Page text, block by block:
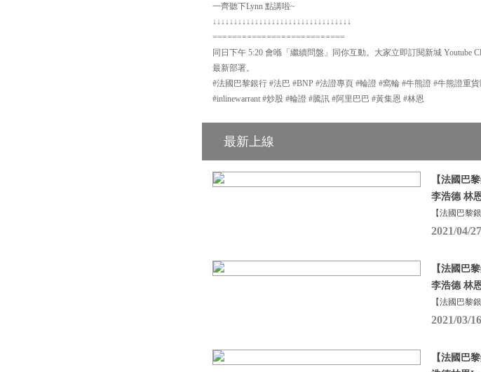
一齊聽下Lynn 點講啦~
↓↓↓↓↓↓↓↓↓↓↓↓↓↓↓↓↓↓↓↓↓↓↓↓↓↓↓↓↓↓↓↓↓
===========================
同日下午 5:20 會喺「繼續問盤」同你互動。大家立即訂閱新城 Youtube
最新部署。
#法國巴黎銀行 #法巴 #BNP #法證專頁 #輪證 #窩輪 #牛熊證 #牛熊證重
#inlinewarrant #炒股 #輪證 #騰訊 #阿里巴巴 #黃集恩 #林恩
最新上線
【法國巴
李浩德 林
【法國巴黎
2021/04/27
【法國巴
李浩德 林
【法國巴黎
2021/03/16
【法國巴